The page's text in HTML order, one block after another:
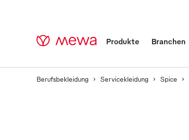
Produkte Branchen
Berufsbekleidung Servicekleidung Spice